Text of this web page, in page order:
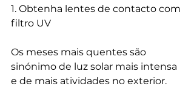
1. Obtenha lentes de contacto com
filtro UV
Os meses mais quentes são
sinónimo de luz solar mais intensa
e de mais atividades no exterior.